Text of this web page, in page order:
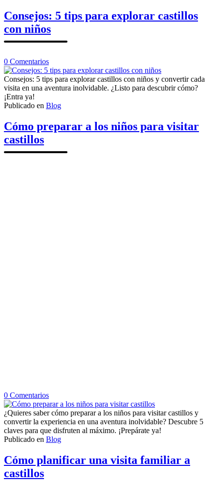
Consejos: 5 tips para explorar castillos
con niños
0 Comentariosen
Consejos:
5
tips
explorar
niños
Consejos: 5 tips para explorar castillos con niños y convertir cada
visita en una aventura inolvidable. ¿Listo para descubrir cómo?
¡Entra ya!
Publicado en Blog
Cómo preparar a los niños para visitar
castillos
0 Comentariosen
Cómo
preparar
a
los
niños
visitar
castillos
¿Quieres saber cómo preparar a los niños para visitar castillos y
convertir la experiencia en una aventura inolvidable? Descubre 5
claves para que disfruten al máximo. ¡Prepárate ya!
Publicado en Blog
Cómo planificar una visita familiar a
castillos